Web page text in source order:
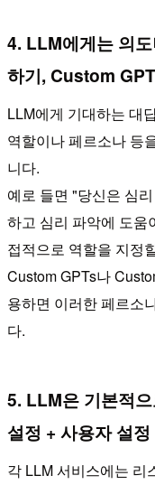
4. LLM에게는 의
하기, Custom
LLM에게 기대하는 대
역할이나 페르소나 등
니다.
예로 들면 "당신은 심
하고 심리 파악에 도움
접적으로 역할을 지정
Custom GPTs나
용하면 이러한 페르소
다.
5. LLM은 기본적
설정 + 사용자 설정
각 LLM 서비스에는 리